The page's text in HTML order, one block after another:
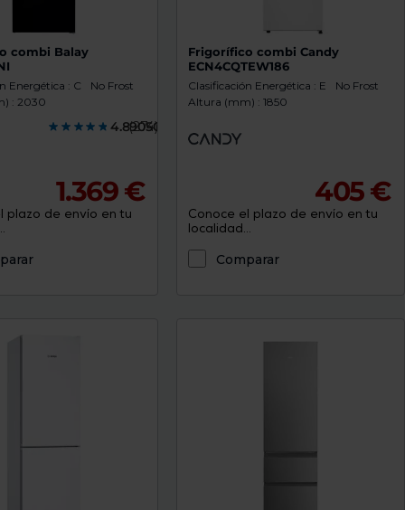
combi Balay
Energética : C
No Frost
: 2030
4.8905000
(274)
1.369 €
plazo de envío en tu
Frigorífico combi Candy
ECN4CQTEW186
Clasificación Energética : E
No Frost
Altura (mm) : 1850
405 €
Conoce el plazo de envío en tu
localidad...
Comparar